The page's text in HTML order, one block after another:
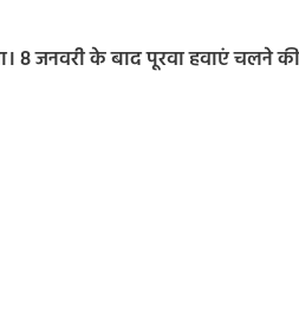
8 जनवरी के बाद पूरवा हवाएं चलने की